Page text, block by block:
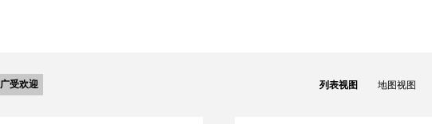
广受欢迎 列表视图 地图视图